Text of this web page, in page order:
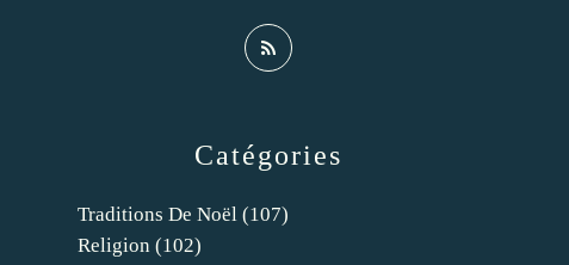
Catégories
Traditions De Noël (107)
Religion (102)